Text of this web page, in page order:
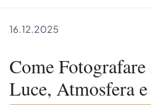
16.12.2025
Come
Luce, Atmosfera